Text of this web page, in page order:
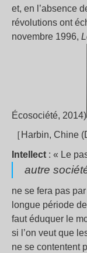
et, en l’absence
révolutions ont
novembre 1996,
Écosociété, 2014)
［Harbin, Chine
Intellect : « Le
autre
ne se fera pas
longue période
faut éduquer le
si l’on veut que
ne se contentent